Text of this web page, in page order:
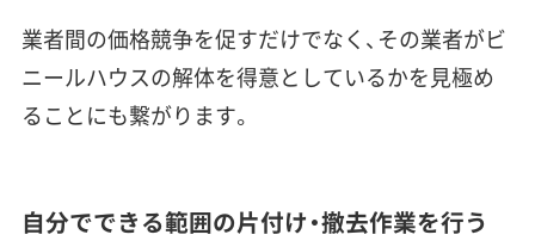
業者間の価格競争を促すだけでなく、その業者がビ
ニールハウスの解体を得意としているかを見極め
ることにも繋がります。
自分でできる範囲の片付け・撤去作業を行う